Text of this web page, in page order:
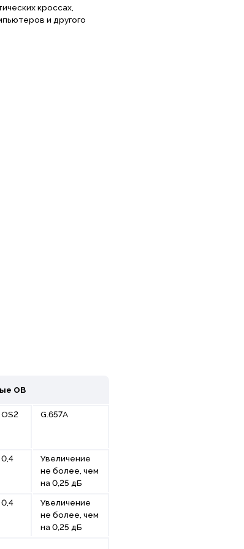
кроссах,
и другого
ОВ
OS2 G.657A
0,4
Увеличение
не более, чем
на 0,25 дБ
0,4
Увеличение
не более, чем
на 0,25 дБ